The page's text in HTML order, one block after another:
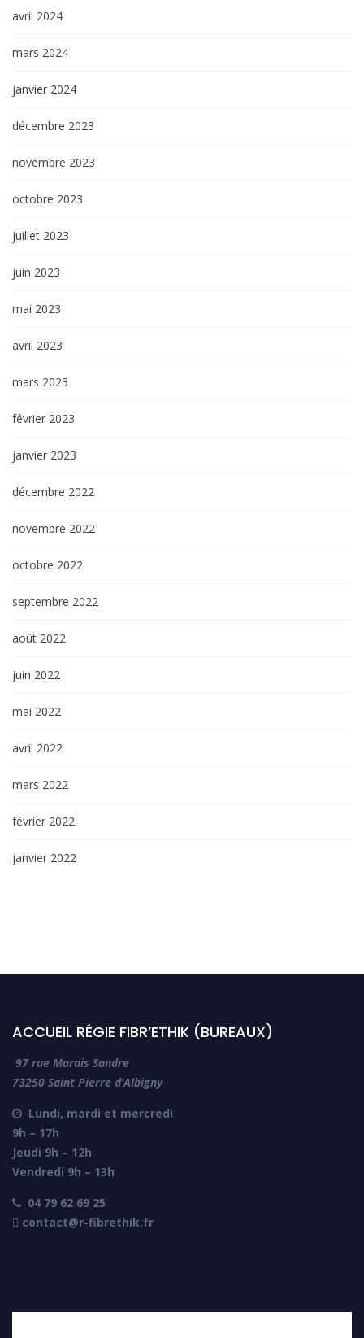
avril 2024
mars 2024
janvier 2024
décembre 2023
novembre 2023
octobre 2023
juillet 2023
juin 2023
mai 2023
avril 2023
mars 2023
février 2023
janvier 2023
décembre 2022
novembre 2022
octobre 2022
septembre 2022
août 2022
juin 2022
mai 2022
avril 2022
mars 2022
février 2022
janvier 2022
ACCUEIL RÉGIE FIBR’ETHIK (BUREAUX)
97 rue Marais Sandre
73250 Saint Pierre d’Albigny

Lundi, mardi et mercredi
9h – 17h
Jeudi 9h – 12h
Vendredi 9h – 13h

04 79 62 69 25
 contact@r-fibrethik.fr